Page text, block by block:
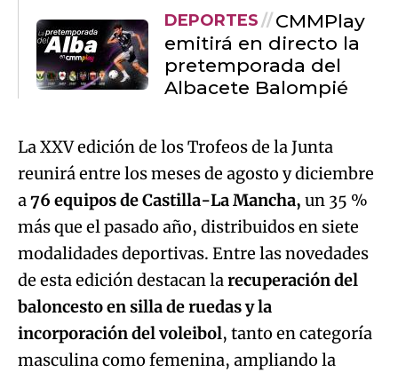
DEPORTES
CMMPlay
emitirá en directo la
pretemporada del
Albacete Balompié
La XXV edición de los Trofeos de la Junta
reunirá entre los meses de agosto y diciembre
a76 equipos de Castilla-La Mancha, un 35 %
más que el pasado año, distribuidos en siete
modalidades deportivas. Entre las novedades
de esta edición destacan larecuperación del
baloncesto en silla de ruedas y la
incorporación del voleibol, tanto en categoría
masculina como femenina, ampliando la